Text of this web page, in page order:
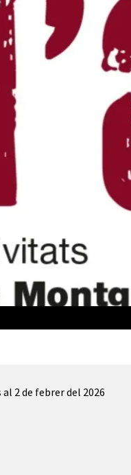
2 de febrer del 2026